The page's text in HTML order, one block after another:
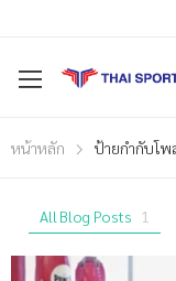
หน้าหลัก ป้ายกำกับโพ
All Blog Posts 1